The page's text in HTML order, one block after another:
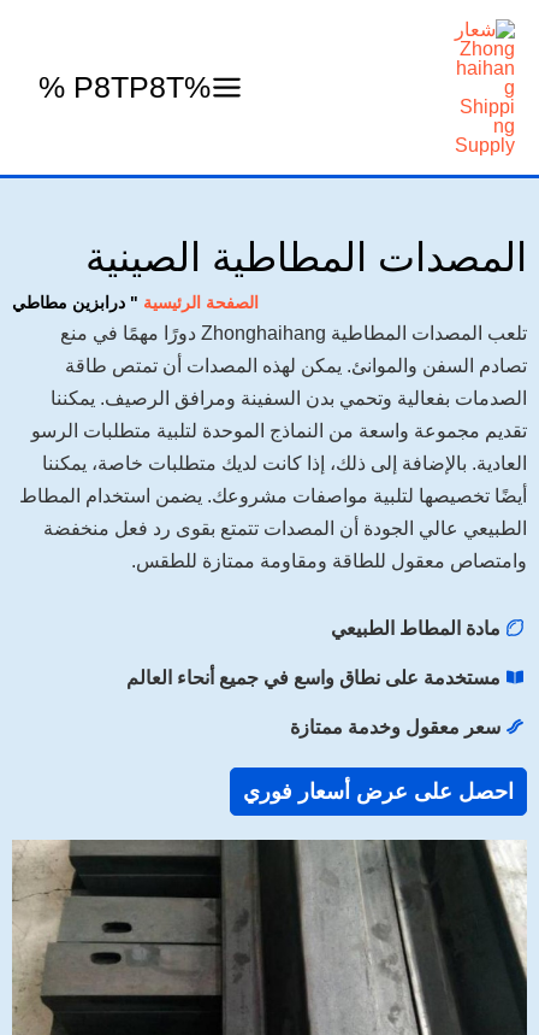
تخطي
المحتوى
%P8TP8T %
المصدات المطاطية الصينية
الصفحة الرئيسية " درابزين مطاطي
تلعب المصدات المطاطية Zhonghaihang دورًا مهمًا في منع
تصادم السفن والموانئ. يمكن لهذه المصدات أن تمتص طاقة
الصدمات بفعالية وتحمي بدن السفينة ومرافق الرصيف. يمكننا
تقديم مجموعة واسعة من النماذج الموحدة لتلبية متطلبات الرسو
العادية. بالإضافة إلى ذلك، إذا كانت لديك متطلبات خاصة، يمكننا
أيضًا تخصيصها لتلبية مواصفات مشروعك. يضمن استخدام المطاط
الطبيعي عالي الجودة أن المصدات تتمتع بقوى رد فعل منخفضة
وامتصاص معقول للطاقة ومقاومة ممتازة للطقس.
مادة المطاط الطبيعي
مستخدمة على نطاق واسع في جميع أنحاء العالم
سعر معقول وخدمة ممتازة
احصل على عرض أسعار فوري